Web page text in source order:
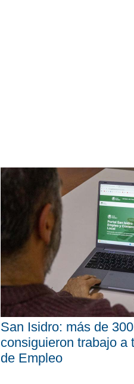
San Isidro: más de
consiguieron trabajo a
de Empleo